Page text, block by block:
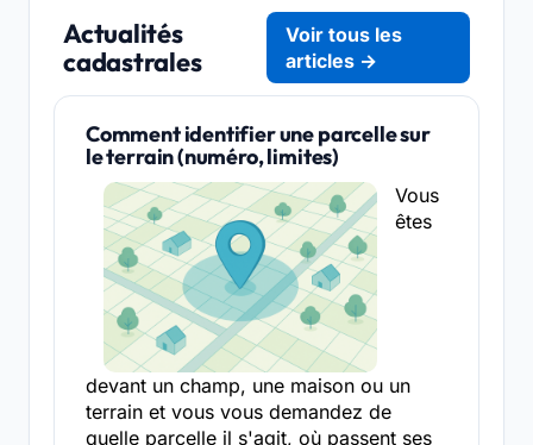
Actualités
cadastrales
Voir tous les
articles →
Comment identifier une parcelle sur
le terrain (numéro, limites)
Vous
êtes
devant un champ, une maison ou un
terrain et vous vous demandez de
quelle parcelle il s'agit, où passent ses